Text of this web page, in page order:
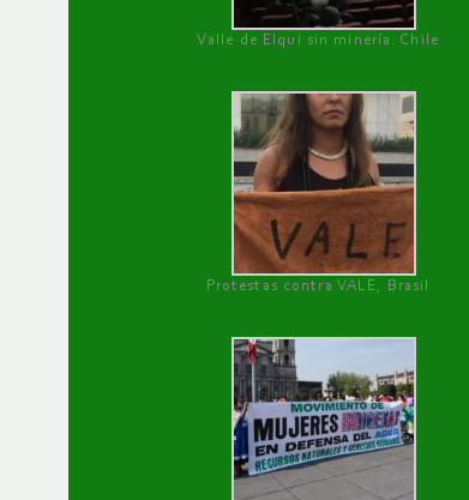
Valle de Elqui sin minería. Chile
Protestas contra VALE, Brasil